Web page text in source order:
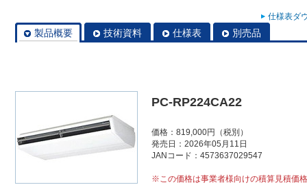
仕様表ダ
製品概要 技術資料 仕様表 別売品
PC-RP224CA22
価格：819,000円（税別）
発売日：2026年05月11日
JANコード：4573637029547
※この価格は事業者様向けの積算見積価